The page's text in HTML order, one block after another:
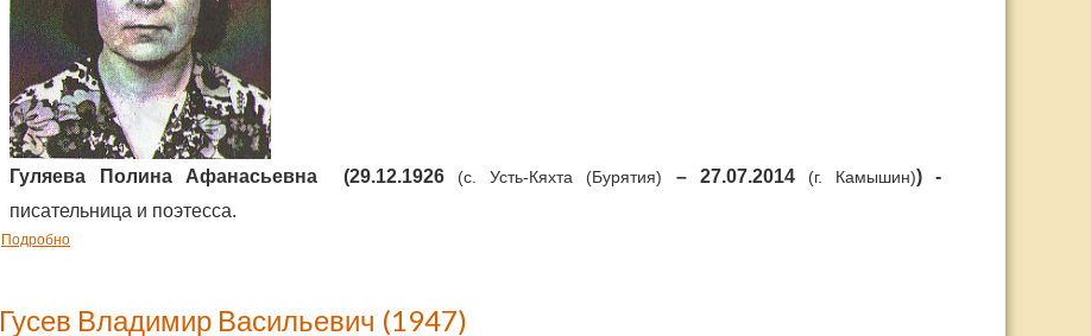
Гуляева Полина Афанасьевна (29.12.1926 (с. Усть-Кяхта (Бурятия) – 27.07.2014 (г. Камышин)) -
писательница и поэтесса.
Подробно
Гусев Владимир Васильевич (1947)